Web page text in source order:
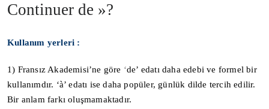
Continuer de »?
Kullanım yerleri :
1) Fransız Akademisi’ne göre ‘de’ edatı daha edebi ve formel bir
kullanımdır. ‘à’ edatı ise daha popüler, günlük dilde tercih edilir.
Bir anlam farkı oluşmamaktadır.